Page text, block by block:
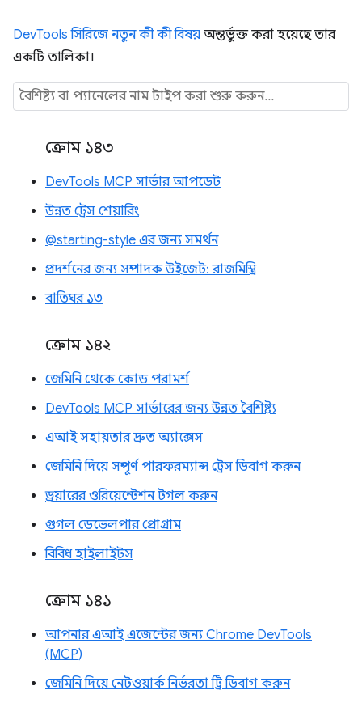
DevTools সিরিজে নতুন কী কী বিষয় অন্তর্ভুক্ত করা হয়েছে তার
একটি তালিকা।
ক্রোম ১৪৩
DevTools MCP সার্ভার আপডেট
উন্নত ট্রেস শেয়ারিং
@starting-style এর জন্য সমর্থন
প্রদর্শনের জন্য সম্পাদক উইজেট: রাজমিস্ত্রি
বাতিঘর ১৩
ক্রোম ১৪২
জেমিনি থেকে কোড পরামর্শ
DevTools MCP সার্ভারের জন্য উন্নত বৈশিষ্ট্য
এআই সহায়তার দ্রুত অ্যাক্সেস
জেমিনি দিয়ে সম্পূর্ণ পারফরম্যান্স ট্রেস ডিবাগ করুন
ড্রয়ারের ওরিয়েন্টেশন টগল করুন
গুগল ডেভেলপার প্রোগ্রাম
বিবিধ হাইলাইটস
ক্রোম ১৪১
আপনার এআই এজেন্টের জন্য Chrome DevTools
(MCP)
জেমিনি দিয়ে নেটওয়ার্ক নির্ভরতা ট্রি ডিবাগ করুন